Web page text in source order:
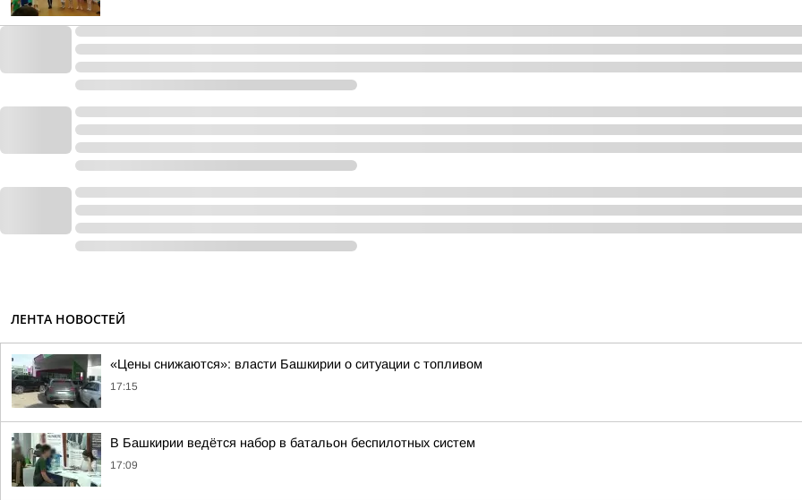
ЛЕНТА НОВОСТЕЙ
«Цены снижаются»: власти Башкирии о ситуации с топливом
17:15
В Башкирии ведётся набор в батальон беспилотных систем
17:09